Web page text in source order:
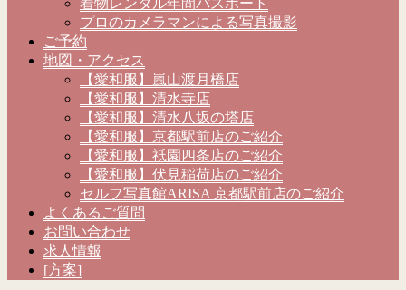
着物レンタル年間パスポート
プロのカメラマンによる写真撮影
ご予約
地図・アクセス
【愛和服】嵐山渡月橋店
【愛和服】清水寺店
【愛和服】清水八坂の塔店
【愛和服】京都駅前店のご紹介
【愛和服】祇園四条店のご紹介
【愛和服】伏見稲荷店のご紹介
セルフ写真館ARISA 京都駅前店のご紹介
よくあるご質問
お問い合わせ
求人情報
[方案]